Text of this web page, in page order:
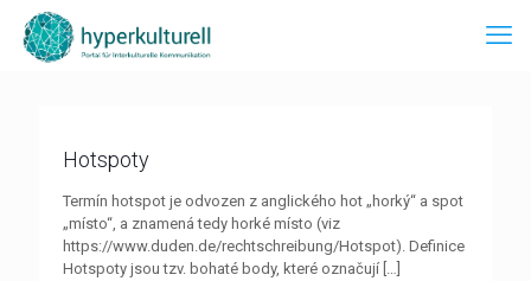
Hotspoty
Termín hotspot je odvozen z anglického hot „horký“ a spot
„místo“, a znamená tedy horké místo (viz
https://www.duden.de/rechtschreibung/Hotspot). Definice
Hotspoty jsou tzv. bohaté body, které označují […]